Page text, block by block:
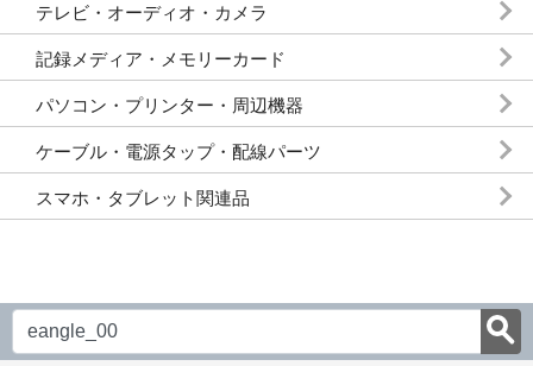
テレビ・オーディオ・カメラ
記録メディア・メモリーカード
パソコン・プリンター・周辺機器
ケーブル・電源タップ・配線パーツ
スマホ・タブレット関連品